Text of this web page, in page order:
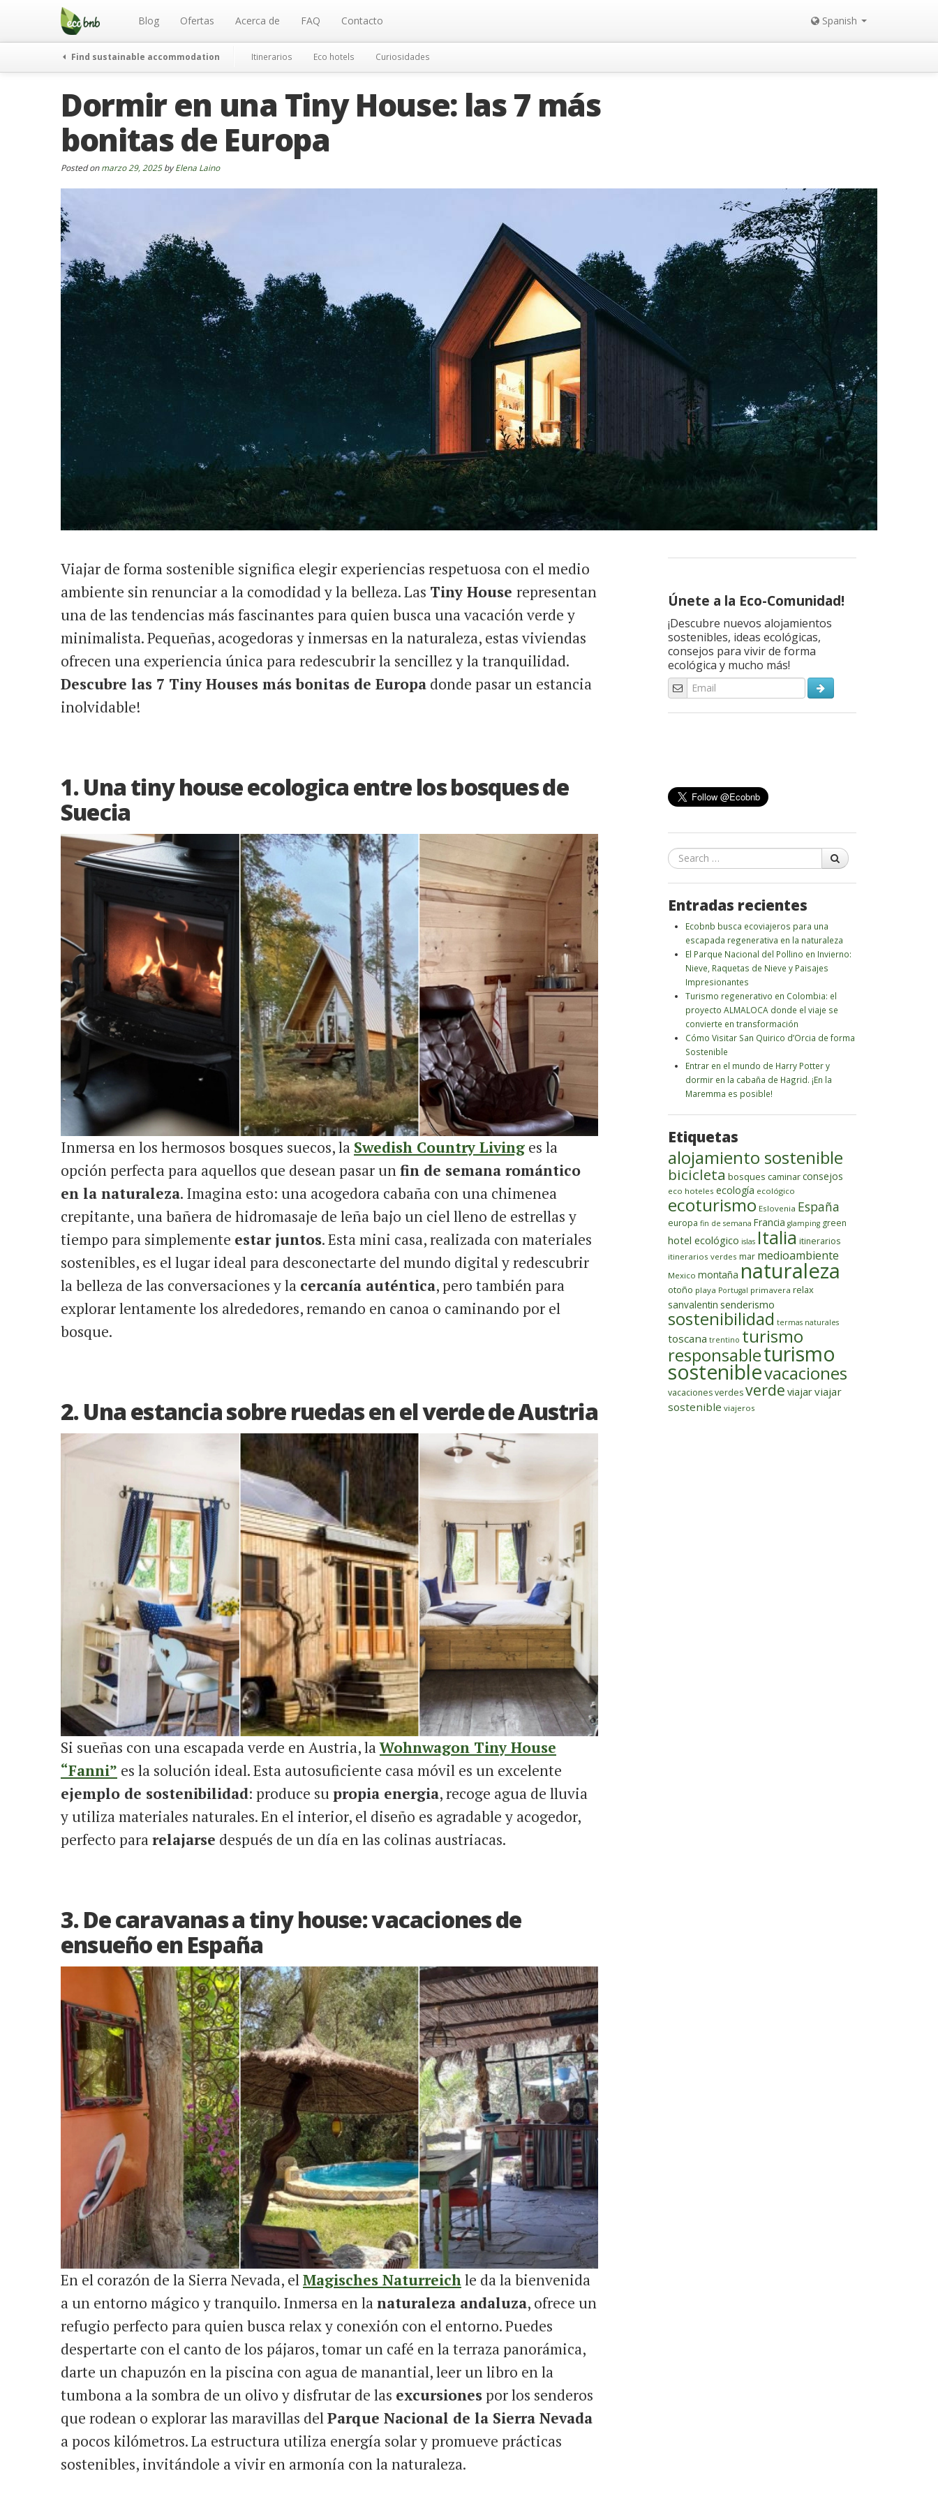
Menu Blog Ofertas Acerca de FAQ Contacto Spanish
Find sustainable accommodation Itinerarios Eco hotels Curiosidades
Dormir en una Tiny House: las 7 más
bonitas de Europa
Posted onmarzo 29, 2025byElena Laino
Viajar de forma sostenible significa elegir experiencias respetuosa con el medio
ambiente sin renunciar a la comodidad y la belleza. Las Tiny House representan
una de las tendencias más fascinantes para quien busca una vacación verde y
minimalista. Pequeñas, acogedoras y inmersas en la naturaleza, estas viviendas
ofrecen una experiencia única para redescubrir la sencillez y la tranquilidad.
Descubre las 7 Tiny Houses más bonitas de Europa donde pasar un estancia
inolvidable!
1. Una tiny house ecologica entre los bosques de
Suecia
Inmersa en los hermosos bosques suecos, la Swedish Country Living es la
opción perfecta para aquellos que desean pasar unfin de semana romántico
en la naturaleza. Imagina esto: una acogedora cabaña con una chimenea
crepitante, una bañera de hidromasaje de leña bajo un ciel lleno de estrellas y
tiempo para simplemente estar juntos. Esta mini casa, realizada con materiales
sostenibles, es el lugar ideal para desconectarte del mundo digital y redescubrir
la belleza de las conversaciones y la cercanía auténtica, pero también para
explorar lentamente los alrededores, remando en canoa o caminando por el
bosque.
2. Una estancia sobre ruedas en el verde de Austria
Si sueñas con una escapada verde en Austria, laWohnwagon Tiny House
“Fanni” es la solución ideal. Esta autosuficiente casa móvil es un excelente
ejemplo de sostenibilidad: produce supropia energia, recoge agua de lluvia
y utiliza materiales naturales. En el interior, el diseño es agradable y acogedor,
perfecto pararelajarse después de un día en las colinas austriacas.
3. De caravanas a tiny house: vacaciones de
ensueño en España
En el corazón de la Sierra Nevada, elMagisches Naturreichle da la bienvenida
a un entorno mágico y tranquilo. Inmersa en lanaturaleza andaluza, ofrece un
refugio perfecto para quien busca relax y conexión con el entorno. Puedes
despertarte con el canto de los pájaros, tomar un café en la terraza panorámica,
darte un chapuzón en la piscina con agua de manantial, leer un libro en la
tumbona a la sombra de un olivo y disfrutar de las excursionespor los senderos
que rodean o explorar las maravillas delParque Nacional de la Sierra Nevada
a pocos kilómetros. La estructura utiliza energía solar y promueve prácticas
sostenibles, invitándole a vivir en armonía con la naturaleza.
Únete a la Eco-Comunidad!
¡Descubre nuevos alojamientos
sostenibles, ideas ecológicas,
consejos para vivir de forma
ecológica y mucho más!
Search
Entradas recientes
Ecobnb busca ecoviajeros para una
escapada regenerativa en la naturaleza
El Parque Nacional del Pollino en Invierno:
Nieve, Raquetas de Nieve y Paisajes
Impresionantes
Turismo regenerativo en Colombia: el
proyecto ALMALOCA donde el viaje se
convierte en transformación
Cómo Visitar San Quirico d’Orcia de forma
Sostenible
Entrar en el mundo de Harry Potter y
dormir en la cabaña de Hagrid. ¡En la
Maremma es posible!
Etiquetas
alojamiento sostenible
bicicleta bosques caminarconsejos
eco hoteles ecología ecológico
ecoturismo Eslovenia España
europa fin de semana Francia glamping green
hotel ecológico islas Italia itinerarios
itinerarios verdes mar medioambiente
Mexico montaña naturaleza
otoño playa Portugal primavera relax
sanvalentin senderismo
sostenibilidad termas naturales
toscana trentino turismo
responsableturismo
sosteniblevacaciones
vacaciones verdesverde viajarviajar
sostenible viajeros